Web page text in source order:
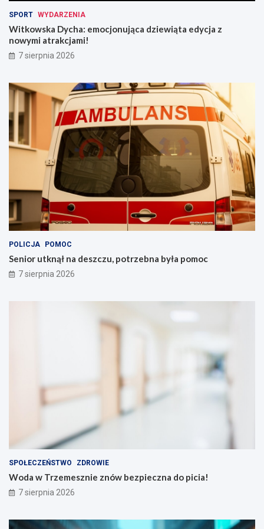
s
z
u
s
t
i
w
e
s
t
j
n
y
c
a
z
n
o
w
i
t
r
a
k
m
i
SPORT WYDARZENIA
Witkowska Dycha: emocjonująca dziewiąta edycja z
nowymi atrakcjami!
7 sierpnia 2026
POLICJA POMOC
Senior utknął na deszczu, potrzebna była pomoc
7 sierpnia 2026
SPOŁECZEŃSTWO ZDROWIE
Woda w Trzemesznie znów bezpieczna do picia!
7 sierpnia 2026